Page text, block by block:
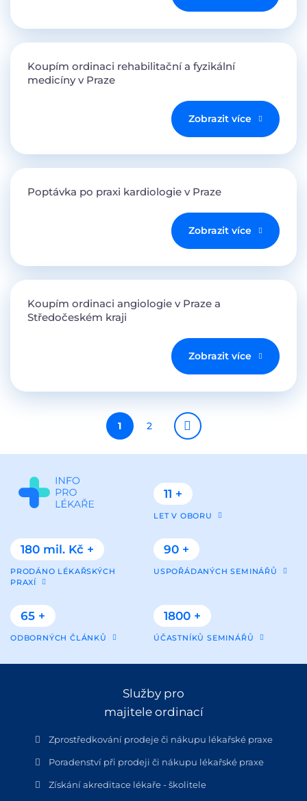
Koupím ordinaci rehabilitační a fyzikální
medicíny v Praze
Zobrazit více
Poptávka po praxi kardiologie v Praze
Zobrazit více
Koupím ordinaci angiologie v Praze a
Středočeském kraji
Zobrazit více
Aktuální
stránka
1 Page
2
11 +
LET V OBORU
180 mil. Kč +
PRODÁNO LÉKAŘSKÝCH
PRAXÍ
90 +
USPOŘÁDANÝCH SEMINÁŘŮ
65 +
ODBORNÝCH ČLÁNKŮ
1800 +
ÚČASTNÍKŮ SEMINÁŘŮ
Služby pro
majitele ordinací
Zprostředkování prodeje či nákupu lékařské praxe
Poradenství při prodeji či nákupu lékařské praxe
Získání akreditace lékaře - školitele